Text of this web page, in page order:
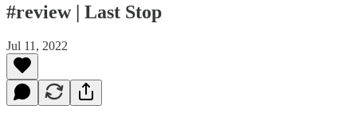
#review | Last Stop
Jul 11, 2022